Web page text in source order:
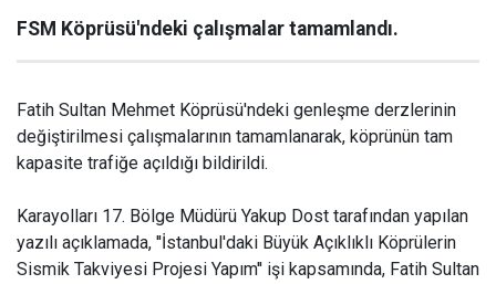
FSM Köprüsü'ndeki çalışmalar tamamlandı.
Fatih Sultan Mehmet Köprüsü'ndeki genleşme derzlerinin
değiştirilmesi çalışmalarının tamamlanarak, köprünün tam
kapasite trafiğe açıldığı bildirildi.
Karayolları 17. Bölge Müdürü Yakup Dost tarafından yapılan
yazılı açıklamada, ''İstanbul'daki Büyük Açıklıklı Köprülerin
Sismik Takviyesi Projesi Yapım'' işi kapsamında, Fatih Sultan